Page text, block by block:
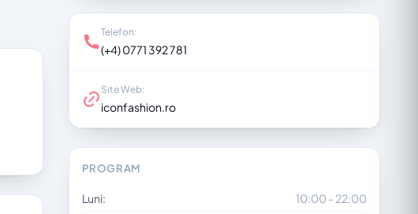
Telefon:
(+4) 0771 392 781
Site Web:
iconfashion.ro
PROGRAM
Luni:
10:00 - 22:00